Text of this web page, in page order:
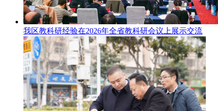
我区教科研经验在2026年全省教科研会议上展示交流